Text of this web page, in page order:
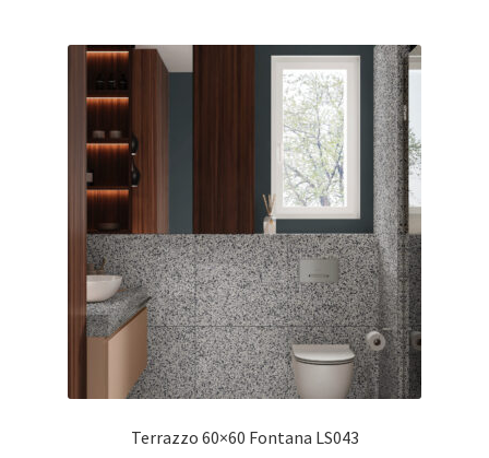
Terrazzo 60×60 Fontana LS043